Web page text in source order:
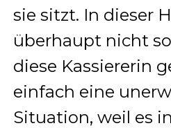
sie sitzt. In dieser
überhaupt nicht
diese Kassiererin
einfach eine
Situation, weil es